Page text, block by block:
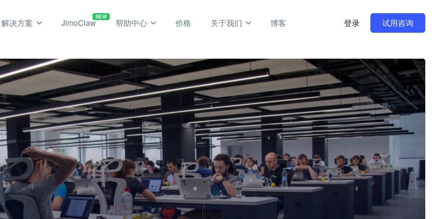
解决方案 JimoClaw
NEW
帮助中心 价格 关于我们 博客 登录 试用咨询